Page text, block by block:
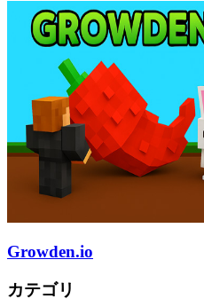
Growden.io
カテゴリ